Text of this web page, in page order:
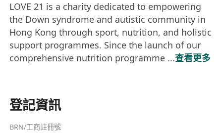
LOVE 21 is a charity dedicated to empowering
the Down syndrome and autistic community in
Hong Kong through sport, nutrition, and holistic
support programmes. Since the launch of our
comprehensive nutrition programme ...查看更多
登記資訊
BRN/工商註冊號